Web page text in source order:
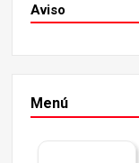
Aviso
Menú